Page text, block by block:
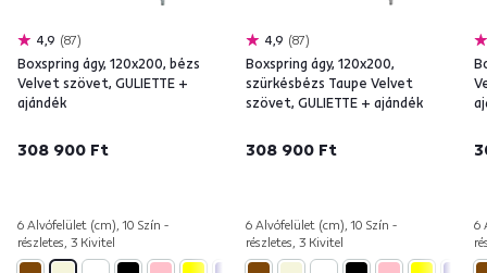
4,9 87
Boxspring ágy, 120x200, bézs
Velvet szövet, GULIETTE +
ajándék
308 900 Ft
6 Alvófelület (cm), 10 Szín -
részletes, 3 Kivitel
4,9 87
Boxspring ágy, 120x200,
szürkésbézs Taupe Velvet
szövet, GULIETTE + ajándék
308 900 Ft
6 Alvófelület (cm), 10 Szín -
részletes, 3 Kivitel
6